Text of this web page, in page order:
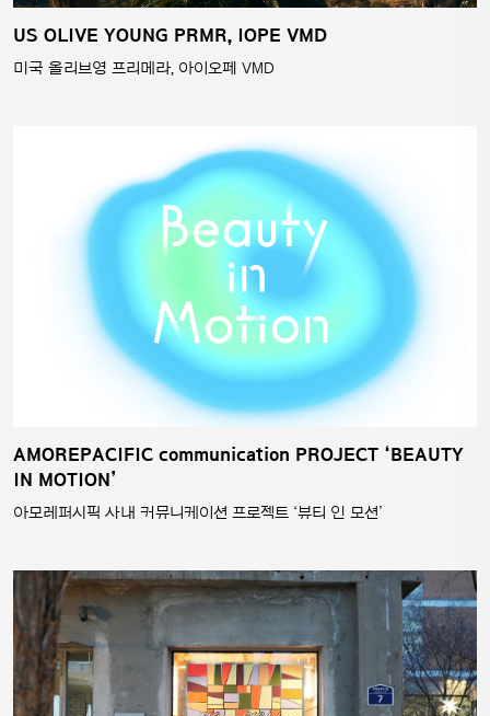
US OLIVE YOUNG PRMR, IOPE VMD
미국 올리브영 프리메라, 아이오페 VMD
AMOREPACIFIC communication PROJECT ‘BEAUTY
IN MOTION’
아모레퍼시픽 사내 커뮤니케이션 프로젝트 ‘뷰티 인 모션’